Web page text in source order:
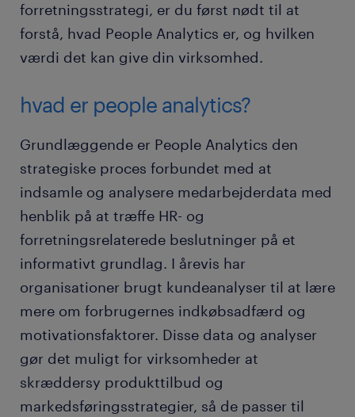
forretningsstrategi, er du først nødt til at
forstå, hvad People Analytics er, og hvilken
værdi det kan give din virksomhed.
hvad er people analytics?
Grundlæggende er People Analytics den
strategiske proces forbundet med at
indsamle og analysere medarbejderdata med
henblik på at træffe HR- og
forretningsrelaterede beslutninger på et
informativt grundlag. I årevis har
organisationer brugt kundeanalyser til at lære
mere om forbrugernes indkøbsadfærd og
motivationsfaktorer. Disse data og analyser
gør det muligt for virksomheder at
skræddersy produkttilbud og
markedsføringsstrategier, så de passer til